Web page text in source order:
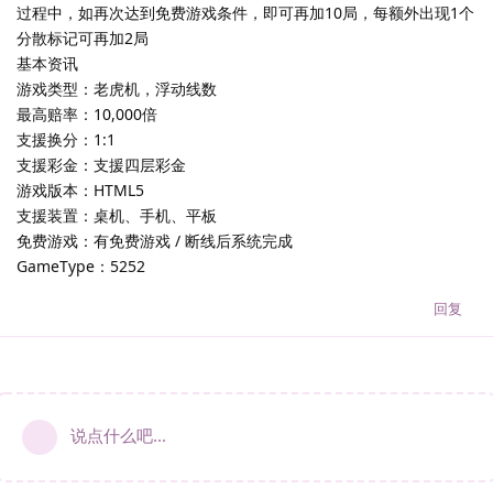
过程中，如再次达到免费游戏条件，即可再加10局，每额外出现1个
分散标记可再加2局
基本资讯
游戏类型：老虎机，浮动线数
最高赔率：10,000倍
支援换分：1:1
支援彩金：支援四层彩金
游戏版本：HTML5
支援装置：桌机、手机、平板
免费游戏：有免费游戏 / 断线后系统完成
GameType：5252
回复
说点什么吧...